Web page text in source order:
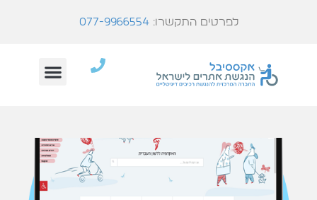
לפרטים התקשרו:077-9966554